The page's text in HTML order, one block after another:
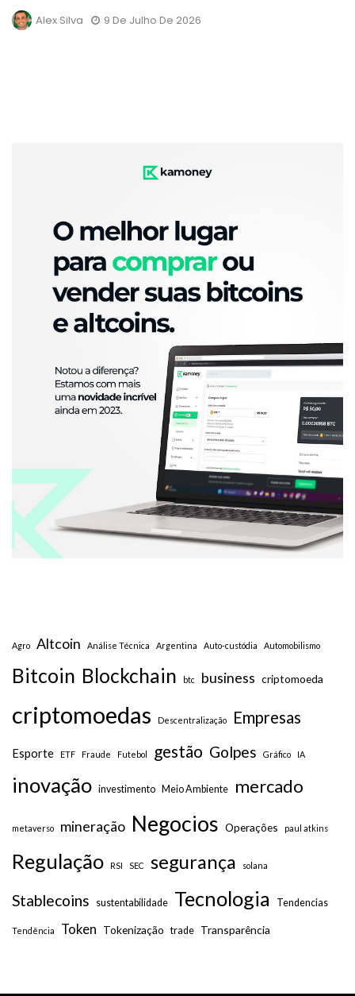
Alex Silva 9 De Julho De 2026
Agro Altcoin Análise Técnica Argentina Auto-custódia Automobilismo
Bitcoin Blockchain btc business criptomoeda
criptomoedas Descentralização Empresas
Esporte ETF Fraude Futebol gestão Golpes Gráfico IA
inovação investimento Meio Ambiente mercado
metaverso mineração Negocios Operações paul atkins
Regulação RSI SEC segurança solana
Stablecoins sustentabilidade Tecnologia Tendencias
Tendência Token Tokenização trade Transparência